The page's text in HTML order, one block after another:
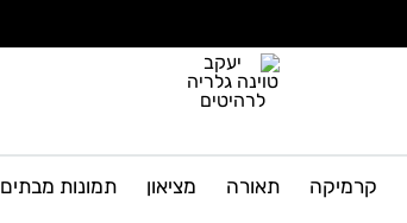
יעקב
טוינה
גלריה
לרהיטים
קרמיקה תאורה מציאון תמונות מבתים